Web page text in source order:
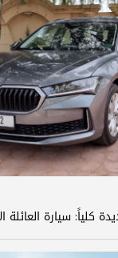
كلياً: سيارة